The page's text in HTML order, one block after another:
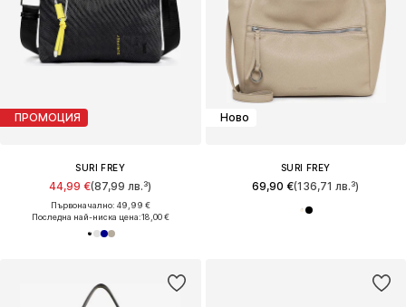
ПРОМОЦИЯ
SURI FREY
44,99 €(87,99 лв.³)
Първоначално: 49,99 €
Последна най-ниска цена:18,00 €
Ново
SURI FREY
69,90 €(136,71 лв.³)